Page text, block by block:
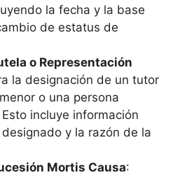
la fecha y la base
de estatus de
o Representación
la designación de un tutor
o una persona
incluye información
y la razón de la
Mortis Causa: